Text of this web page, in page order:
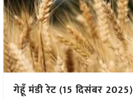
गेहूँ मंडी रेट (15 दिसंबर 2025)